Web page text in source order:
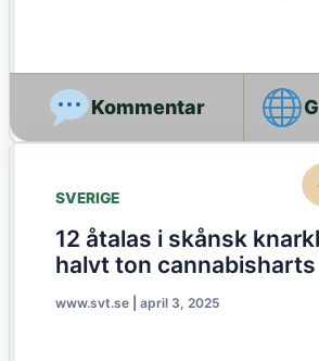
SVERIGE
12 åtalas i skånsk
halvt ton cannabisharts
www.svt.se april 3, 2025